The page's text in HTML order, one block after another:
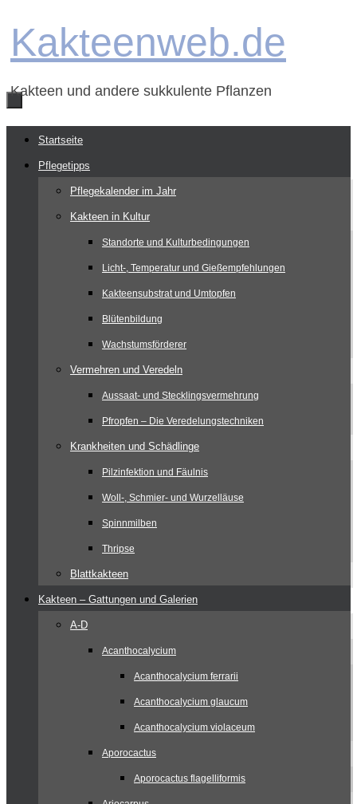
Inhalt
Kakteenweb.de
Kakteen und andere sukkulente Pflanzen
Zum
Inhalt
springen
Startseite
Pflegetipps
Pflegekalender im Jahr
Kakteen in Kultur
Standorte und Kulturbedingungen
Licht-, Temperatur und Gießempfehlungen
Kakteensubstrat und Umtopfen
Blütenbildung
Wachstumsförderer
Vermehren und Veredeln
Aussaat- und Stecklingsvermehrung
Pfropfen – Die Veredelungstechniken
Krankheiten und Schädlinge
Pilzinfektion und Fäulnis
Woll-, Schmier- und Wurzelläuse
Spinnmilben
Thripse
Blattkakteen
Kakteen – Gattungen und Galerien
A-D
Acanthocalycium
Acanthocalycium ferrarii
Acanthocalycium glaucum
Acanthocalycium violaceum
Aporocactus
Aporocactus flagelliformis